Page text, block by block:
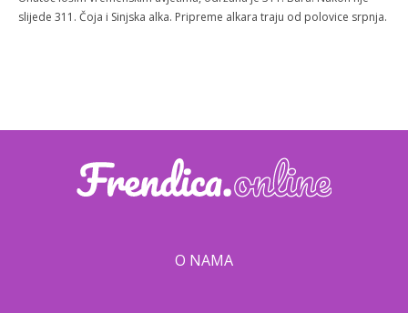
slijede 311. Čoja i Sinjska alka. Pripreme alkara traju od polovice srpnja.
O NAMA